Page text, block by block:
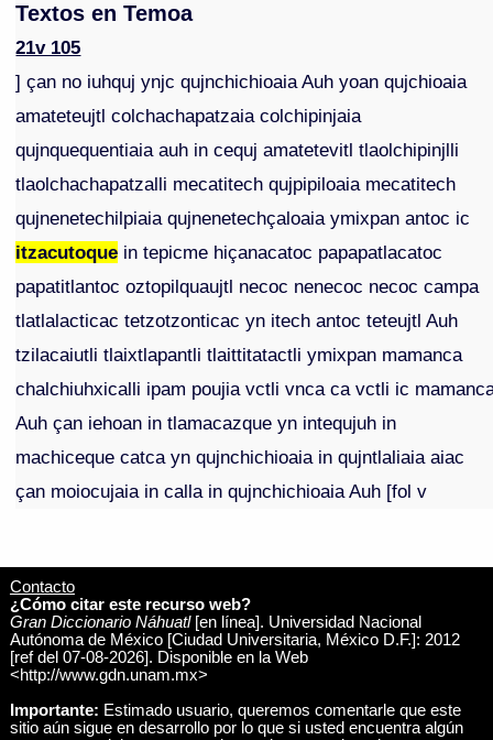
Textos en Temoa
21v 105
] çan no iuhquj ynjc qujnchichioaia Auh yoan qujchioaia
amateteujtl colchachapatzaia colchipinjaia
qujnquequentiaia auh in cequj amatetevitl tlaolchipinjlli
tlaolchachapatzalli mecatitech qujpipiloaia mecatitech
qujnenetechilpiaia qujnenetechçaloaia ymixpan antoc ic
itzacutoque in tepicme hiçanacatoc papapatlacatoc
papatitlantoc oztopilquaujtl necoc nenecoc necoc campa
tlatlalacticac tetzotzonticac yn itech antoc teteujtl Auh
tzilacaiutli tlaixtlapantli tlaittitatactli ymixpan mamanca
chalchiuhxicalli ipam poujia vctli vnca ca vctli ic
Auh çan iehoan in tlamacazque yn intequjuh in
machiceque catca yn qujnchichioaia in qujntlaliaia aiac
çan moiocujaia in calla in qujnchichioaia Auh [fol v
Contacto
¿Cómo citar este recurso web?
Gran Diccionario Náhuatl[en línea]. Universidad Nacional
Autónoma de México [Ciudad Universitaria, México D.F.]: 2012
[ref del 07-08-2026]. Disponible en la Web
<http://www.gdn.unam.mx>
Importante: Estimado usuario, queremos comentarle que este
sitio aún sigue en desarrollo por lo que si usted encuentra algún